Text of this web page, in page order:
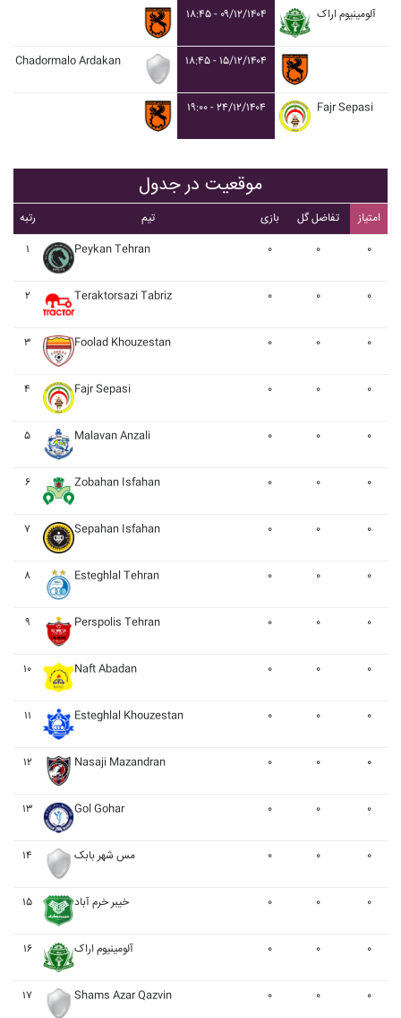
۱۸:۴۵ - ۰۹/۱۲/۱۴۰۴ آلومينيوم اراک
Chadormalo Ardakan ۱۸:۴۵ - ۱۵/۱۲/۱۴۰۴
۱۹:۰۰ - ۲۴/۱۲/۱۴۰۴ Fajr Sepasi
موقعیت در جدول
رتبه تیم بازی تفاضل گل
امتیاز
۱
Peykan Tehran ۰ ۰ ۰
۲ Teraktorsazi Tabriz ۰ ۰ ۰
۳ Foolad Khouzestan ۰ ۰ ۰
۴ Fajr Sepasi ۰ ۰ ۰
۵ Malavan Anzali ۰ ۰ ۰
۶ Zobahan Isfahan ۰ ۰ ۰
۷ Sepahan Isfahan ۰ ۰ ۰
۸ Esteghlal Tehran ۰ ۰ ۰
۹ Perspolis Tehran ۰ ۰ ۰
۱۰ Naft Abadan ۰ ۰ ۰
۱۱ Esteghlal Khouzestan ۰ ۰ ۰
۱۲ Nasaji Mazandran ۰ ۰ ۰
۱۳ Gol Gohar ۰ ۰ ۰
۱۴ مس شهر بابک ۰ ۰ ۰
۱۵ خيبر خرم آباد ۰ ۰ ۰
۱۶ آلومينيوم اراک ۰ ۰ ۰
۱۷ Shams Azar Qazvin ۰ ۰ ۰